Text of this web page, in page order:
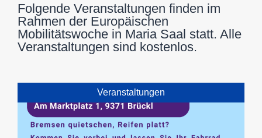
Folgende Veranstaltungen finden im
Rahmen der Europäischen
Mobilitätswoche in Maria Saal statt. Alle
Veranstaltungen sind kostenlos.
Veranstaltungen